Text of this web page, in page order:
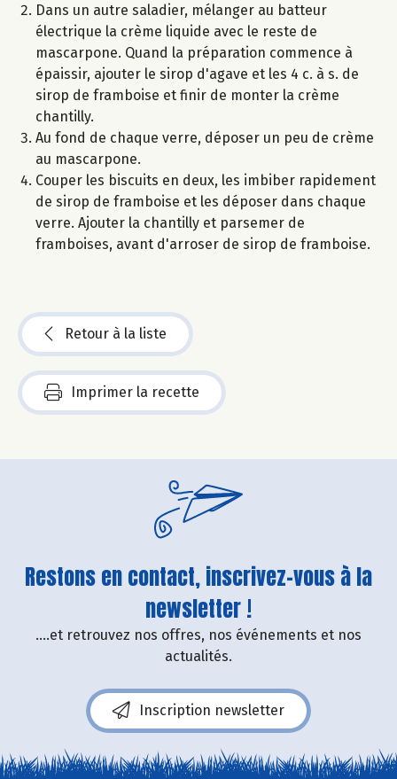
Dans un autre saladier, mélanger au batteur
électrique la crème liquide avec le reste de
mascarpone. Quand la préparation commence à
épaissir, ajouter le sirop d'agave et les 4 c. à s. de
sirop de framboise et finir de monter la crème
chantilly.
Au fond de chaque verre, déposer un peu de crème
au mascarpone.
Couper les biscuits en deux, les imbiber rapidement
de sirop de framboise et les déposer dans chaque
verre. Ajouter la chantilly et parsemer de
framboises, avant d'arroser de sirop de framboise.
Retour à la liste
Imprimer la recette
Restons en contact, inscrivez-vous à la
newsletter !
....et retrouvez nos offres, nos événements et nos
actualités.
Inscription newsletter